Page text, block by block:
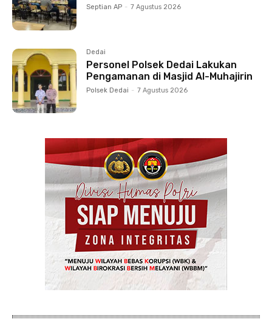
Septian AP - 7 Agustus 2026
Dedai
Personel Polsek Dedai Lakukan
Pengamanan di Masjid Al-Muhajirin
Polsek Dedai - 7 Agustus 2026